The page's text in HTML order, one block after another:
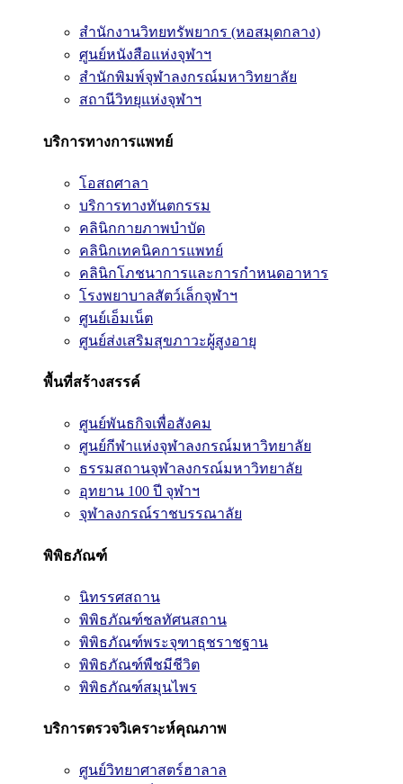
สำนักงานวิทยทรัพยากร (หอสมุดกลาง)
ศูนย์หนังสือแห่งจุฬาฯ
สำนักพิมพ์จุฬาลงกรณ์มหาวิทยาลัย
สถานีวิทยุแห่งจุฬาฯ
บริการทางการแพทย์
โอสถศาลา
บริการทางทันตกรรม
คลินิกกายภาพบำบัด
คลินิกเทคนิคการแพทย์
คลินิกโภชนาการและการกำหนดอาหาร
โรงพยาบาลสัตว์เล็กจุฬาฯ
ศูนย์เอ็มเน็ต
ศูนย์ส่งเสริมสุขภาวะผู้สูงอายุ
พื้นที่สร้างสรรค์
ศูนย์พันธกิจเพื่อสังคม
ศูนย์กีฬาแห่งจุฬาลงกรณ์มหาวิทยาลัย
ธรรมสถานจุฬาลงกรณ์มหาวิทยาลัย
อุทยาน 100 ปี จุฬาฯ
จุฬาลงกรณ์ราชบรรณาลัย
พิพิธภัณฑ์
นิทรรศสถาน
พิพิธภัณฑ์ชลทัศนสถาน
พิพิธภัณฑ์พระจุฑาธุชราชฐาน
พิพิธภัณฑ์พืชมีชีวิต
พิพิธภัณฑ์สมุนไพร
บริการตรวจวิเคราะห์คุณภาพ
ศูนย์วิทยาศาสตร์ฮาลาล